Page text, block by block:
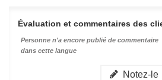
Évaluation et commentaires des
Personne n'a encore publié de commentaire
dans cette langue
Notez-le